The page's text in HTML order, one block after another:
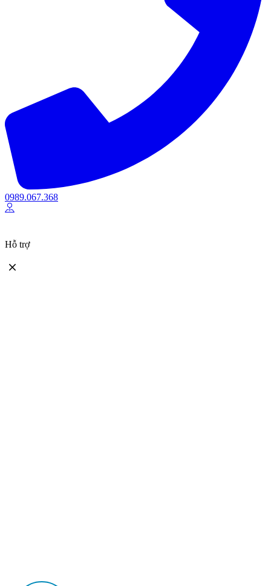
0989.067.368
Hỗ trợ